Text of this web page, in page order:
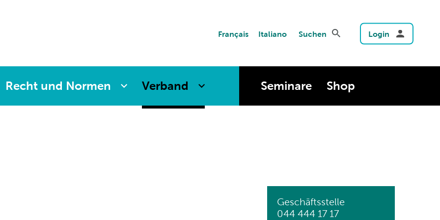
Français Italiano Suchen Login
Recht und Normen Verband Seminare Shop
Geschäftsstelle
044 444 17 17